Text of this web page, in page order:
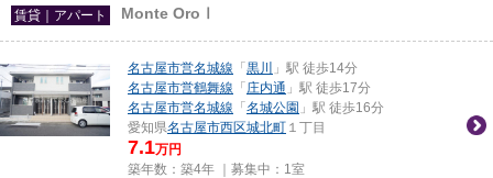
賃貸｜アパート Monte OroⅠ
名古屋市営名城線 「 黒川
」駅 徒歩14分
名古屋市営鶴舞線 「 庄内通 」駅 徒歩17分
名古屋市営名城線 「 名城公園 」駅 徒歩16分
愛知県名古屋市西区城北町 １丁目
7.1万円
築年数：築4年 ｜募集中： 1室